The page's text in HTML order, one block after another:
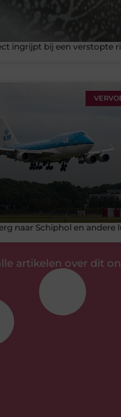
ingrijpt bij een verstopte
naar Schiphol en andere
artikelen over dit